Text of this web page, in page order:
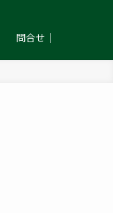
問合せ｜